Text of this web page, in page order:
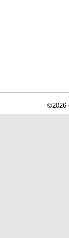
©2026